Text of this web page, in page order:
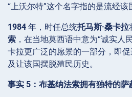
“上沃尔特”这个名字指的是流经该
1984 年，时任总统托马斯·桑卡拉
索 ，在当地莫西语中意为“诚实人
卡拉更广泛的愿景的一部分，即
及让该国摆脱殖民历史。
事实 5：布基纳法索拥有独特的萨